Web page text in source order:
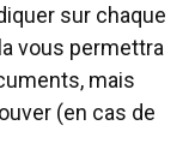
sur chaque
vous permettra
mais
(en cas de